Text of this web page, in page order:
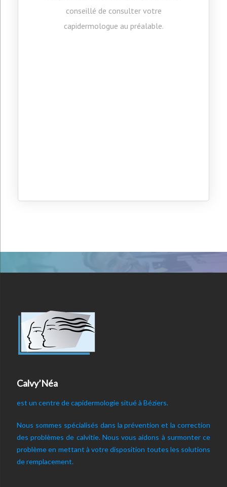
conseillé de consulter votre
capidermologue au préalable.
Calvy’Néa
est un centre de capidermologie situé à Béziers.
Nous sommes spécialisés dans la prévention et la correction
des problèmes de calvitie. Nous vous aidons à surmonter ce
problème en mettant à votre disposition toutes les solutions
de remplacement.